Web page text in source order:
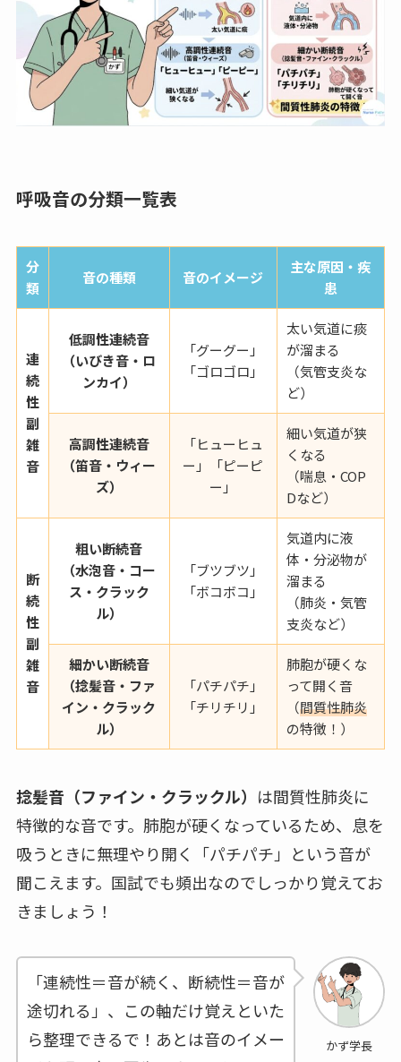
呼吸音の分類一覧表
分
類
音の種類 音のイメージ
主な原因・疾
患
連
続
性
副
雑
音
低調性連続音
（いびき音・ロ
ンカイ）
「グーグー」
「ゴロゴロ」
太い気道に痰
が溜まる
（気管支炎な
ど）
高調性連続音
（笛音・ウィー
ズ）
「ヒューヒュ
ー」「ピーピ
ー」
細い気道が狭
くなる
（喘息・COP
Dなど）
断
続
性
副
雑
音
粗い断続音
（水泡音・コー
ス・クラック
ル）
「ブツブツ」
「ボコボコ」
気道内に液
体・分泌物が
溜まる
（肺炎・気管
支炎など）
細かい断続音
（捻髪音・ファ
イン・クラック
ル）
「パチパチ」
「チリチリ」
肺胞が硬くな
って開く音
（間質性肺炎
の特徴！）
捻髪音（ファイン・クラックル） は間質性肺炎に
特徴的な音です。肺胞が硬くなっているため、息を
吸うときに無理やり開く「パチパチ」という音が
聞こえます。国試でも頻出なのでしっかり覚えてお
きましょう！
かず学長
「連続性＝音が続く、断続性＝音が
途切れる」、この軸だけ覚えといた
ら整理できるで！あとは音のイメー